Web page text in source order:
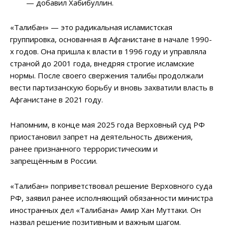
— добавил Хабибуллин.
«Талибан» — это радикальная исламистская
группировка, основанная в Афганистане в начале 1990-
х годов. Она пришла к власти в 1996 году и управляла
страной до 2001 года, внедряя строгие исламские
нормы. После своего свержения талибы продолжали
вести партизанскую борьбу и вновь захватили власть в
Афганистане в 2021 году.
Напомним, в конце мая 2025 года Верховный суд РФ
приостановил запрет на деятельность движения,
ранее признанного террористическим и
запрещённым в России.
«Талибан» поприветствовал решение Верховного суда
РФ, заявил ранее исполняющий обязанности министра
иностранных дел «Талибана» Амир Хан Муттаки. Он
назвал решение позитивным и важным шагом.